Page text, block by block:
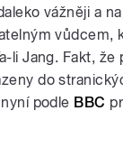
vážněji a
vůdcem,
li Jang. Fakt,
do
podle BBC